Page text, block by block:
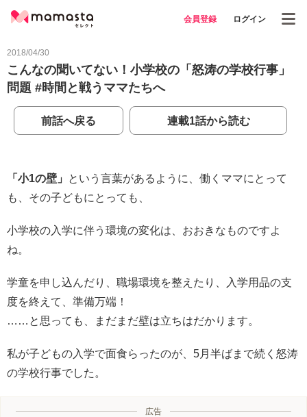
会員登録 ログイン
2018/04/30
こんなの聞いてない！小学校の「怒涛の学校行事」
問題 #時間と戦うママたちへ
前話へ戻る 連載1話から読む
「小1の壁」
という言葉があるように、働くママにとって
も、その子どもにとっても、
小学校の入学に伴う環境の変化は、おおきなものですよ
ね。
学童を申し込んだり、職場環境を整えたり、入学用品の支
度を終えて、準備万端！
……と思っても、まだまだ壁は立ちはだかります。
私が子どもの入学で面食らったのが、5月半ばまで続く怒涛
の学校行事でした。
広告